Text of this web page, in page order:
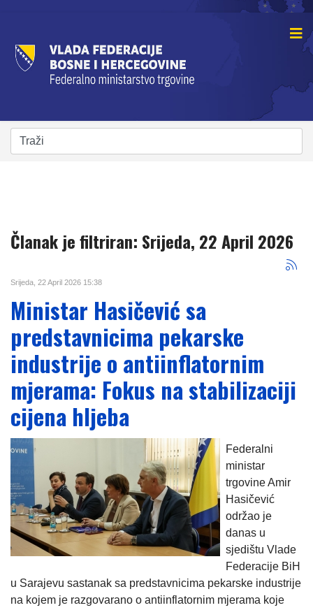
Članak je filtriran: Srijeda, 22 April 2026
Srijeda, 22 April 2026 15:38
Ministar Hasičević sa
predstavnicima pekarske
industrije o antiinflatornim
mjerama: Fokus na stabilizaciji
cijena hljeba
Federalni
ministar
trgovine Amir
Hasičević
održao je
danas u
sjedištu Vlade
Federacije BiH
u Sarajevu sastanak sa predstavnicima pekarske industrije
na kojem je razgovarano o antiinflatornim mjerama koje